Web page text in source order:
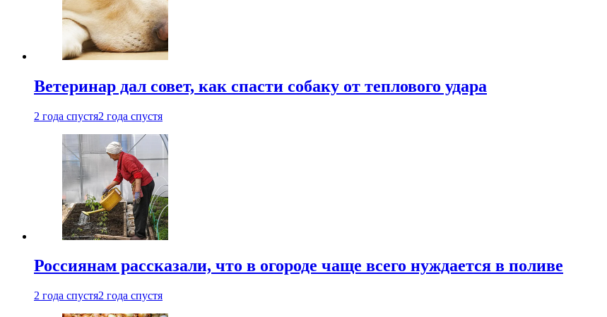
Ветеринар дал совет, как спасти собаку от теплового удара
2 года спустя2 года спустя
Россиянам рассказали, что в огороде чаще всего нуждается в поливе
2 года спустя2 года спустя